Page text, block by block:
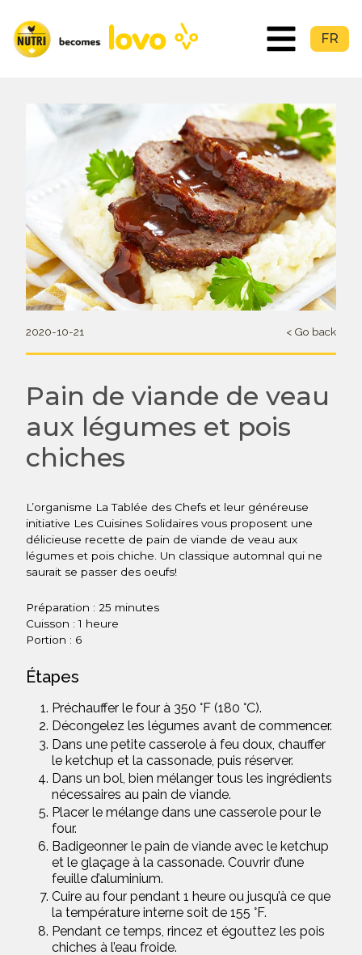
FR
2020-10-21 < Go back
Pain de viande de veau
aux légumes et pois
chiches
L’organisme La Tablée des Chefs et leur généreuse
initiative Les Cuisines Solidaires vous proposent une
délicieuse recette de pain de viande de veau aux
légumes et pois chiche. Un classique automnal qui ne
saurait se passer des oeufs!
Préparation : 25 minutes
Cuisson : 1 heure
Portion : 6
Étapes
Préchauffer le four à 350 °F (180 °C).
Décongelez les légumes avant de commencer.
Dans une petite casserole à feu doux, chauffer
le ketchup et la cassonade, puis réserver.
Dans un bol, bien mélanger tous les ingrédients
nécessaires au pain de viande.
Placer le mélange dans une casserole pour le
four.
Badigeonner le pain de viande avec le ketchup
et le glaçage à la cassonade. Couvrir d’une
feuille d’aluminium.
Cuire au four pendant 1 heure ou jusqu’à ce que
la température interne soit de 155 °F.
Pendant ce temps, rincez et égouttez les pois
chiches à l’eau froide.